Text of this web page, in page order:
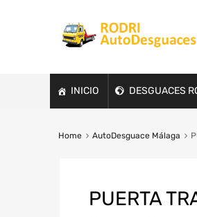
INICIO DESGUACES
Home AutoDesguace Málaga
PUERTA